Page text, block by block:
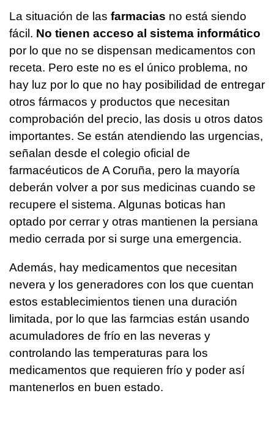
La situación de las farmacias no está siendo
fácil. No tienen acceso al sistema informático
por lo que no se dispensan medicamentos con
receta. Pero este no es el único problema, no
hay luz por lo que no hay posibilidad de entregar
otros fármacos y productos que necesitan
comprobación del precio, las dosis u otros datos
importantes. Se están atendiendo las urgencias,
señalan desde el colegio oficial de
farmacéuticos de A Coruña, pero la mayoría
deberán volver a por sus medicinas cuando se
recupere el sistema. Algunas boticas han
optado por cerrar y otras mantienen la persiana
medio cerrada por si surge una emergencia.
Además, hay medicamentos que necesitan
nevera y los generadores con los que cuentan
estos establecimientos tienen una duración
limitada, por lo que las farmcias están usando
acumuladores de frío en las neveras y
controlando las temperaturas para los
medicamentos que requieren frío y poder así
mantenerlos en buen estado.